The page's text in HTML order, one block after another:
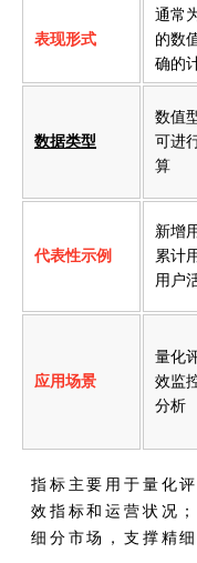
表现形式
通常
的数
确的
数据类型
数值
可进
算
代表性示例
新增
累计
用户
应用场景
量化
效监
分析
指标主要用于量化
效指标和运营状况
细分市场，支撑精细